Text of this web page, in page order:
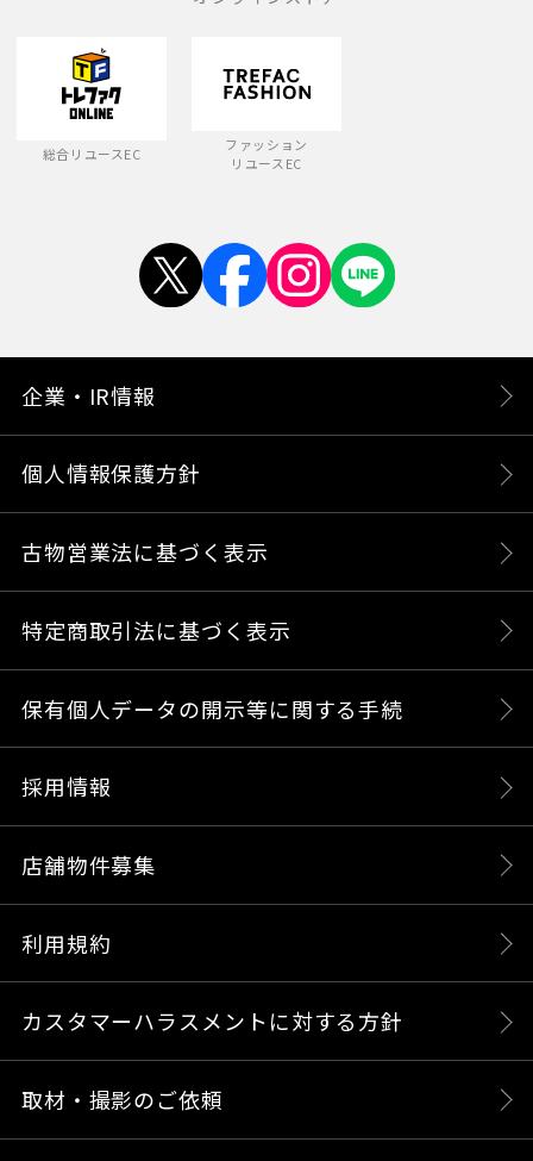
総合リユースEC
ファッション
リユースEC
企業・IR情報
個人情報保護方針
古物営業法に基づく表示
特定商取引法に基づく表示
保有個人データの開示等に関する手続
採用情報
店舗物件募集
利用規約
カスタマーハラスメントに対する方針
取材・撮影のご依頼